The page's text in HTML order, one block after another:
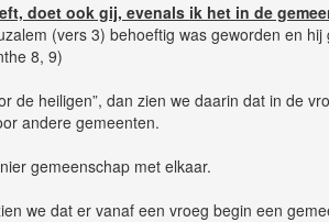
doet ook gij, evenals ik het in de
(vers 3) behoeftig was geworden en
8, 9)
de heiligen”, dan zien we daarin dat in de
andere gemeenten.
gemeenschap met elkaar.
we dat er vanaf een vroeg begin een